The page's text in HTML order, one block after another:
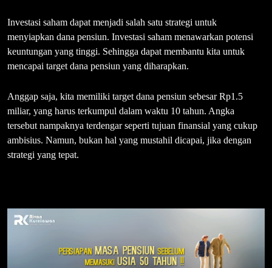
Investasi saham dapat menjadi salah satu strategi untuk
menyiapkan dana pensiun. Investasi saham menawarkan potensi
keuntungan yang tinggi. Sehingga dapat membantu kita untuk
mencapai target dana pensiun yang diharapkan.
Anggap saja, kita memiliki target dana pensiun sebesar Rp1.5
miliar, yang harus terkumpul dalam waktu 10 tahun. Angka
tersebut nampaknya terdengar seperti tujuan finansial yang cukup
ambisius. Namun, bukan hal yang mustahil dicapai, jika dengan
strategi yang tepat.